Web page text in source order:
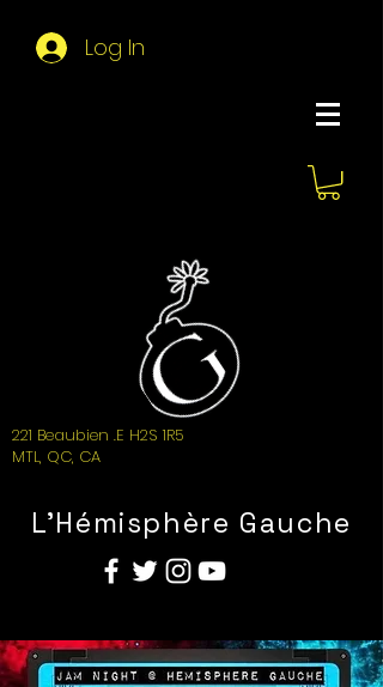
Log In
221 Beaubien .E H2S 1R5
MTL, QC, CA
L'Hémisphère Gauche